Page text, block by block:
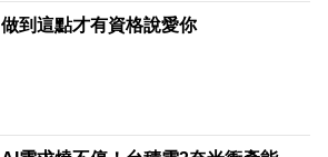
做到這點才有資格說愛你